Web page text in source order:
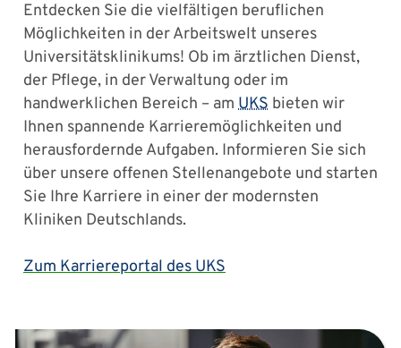
Entdecken Sie die vielfältigen beruflichen
Möglichkeiten in der Arbeitswelt unseres
Universitätsklinikums! Ob im ärztlichen Dienst,
der Pflege, in der Verwaltung oder im
handwerklichen Bereich – am UKS bieten wir
Ihnen spannende Karrieremöglichkeiten und
herausfordernde Aufgaben. Informieren Sie sich
über unsere offenen Stellenangebote und starten
Sie Ihre Karriere in einer der modernsten
Kliniken Deutschlands.
Zum Karriereportal des UKS